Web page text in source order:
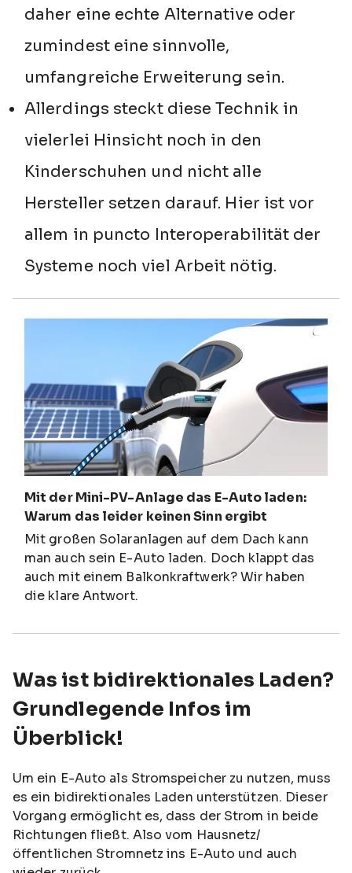
daher eine echte Alternative oder
zumindest eine sinnvolle,
umfangreiche Erweiterung sein.
Allerdings steckt diese Technik in
vielerlei Hinsicht noch in den
Kinderschuhen und nicht alle
Hersteller setzen darauf. Hier ist vor
allem in puncto Interoperabilität der
Systeme noch viel Arbeit nötig.
Mit der Mini-PV-Anlage das E-Auto laden:
Warum das leider keinen Sinn ergibt
Mit großen Solaranlagen auf dem Dach kann
man auch sein E-Auto laden. Doch klappt das
auch mit einem Balkonkraftwerk? Wir haben
die klare Antwort.
Was ist bidirektionales Laden?
Grundlegende Infos im
Überblick!
Um ein E-Auto als Stromspeicher zu nutzen, muss
es ein bidirektionales Laden unterstützen. Dieser
Vorgang ermöglicht es, dass der Strom in beide
Richtungen fließt. Also vom Hausnetz/
öffentlichen Stromnetz ins E-Auto und auch